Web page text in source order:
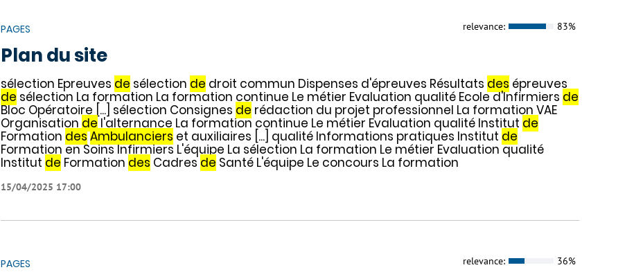
PAGES relevance: 83%
Plan du site
sélection Epreuves de sélection de droit commun Dispenses d'épreuves Résultats des épreuves
de sélection La formation La formation continue Le métier Evaluation qualité Ecole d'Infirmiers de
Bloc Opératoire [...] sélection Consignes de rédaction du projet professionnel La formation VAE
Organisation de l'alternance La formation continue Le métier Evaluation qualité Institut de
Formation desAmbulanciers et auxiliaires [...] qualité Informations pratiques Institut de
Formation en Soins Infirmiers L'équipe La sélection La formation Le métier Evaluation qualité
Institut de Formation des Cadres de Santé L'équipe Le concours La formation
15/04/2025 17:00
PAGES relevance: 36%